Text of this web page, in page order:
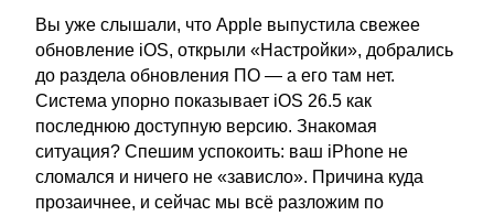
Вы уже слышали, что Apple выпустила свежее
обновление iOS, открыли «Настройки», добрались
до раздела обновления ПО — а его там нет.
Система упорно показывает iOS 26.5 как
последнюю доступную версию. Знакомая
ситуация? Спешим успокоить: ваш iPhone не
сломался и ничего не «зависло». Причина куда
прозаичнее, и сейчас мы всё разложим по